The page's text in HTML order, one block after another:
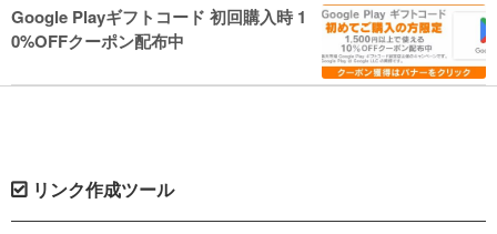
Google Playギフトコード 初回購入時 1
0%OFFクーポン配布中
リンク作成ツール